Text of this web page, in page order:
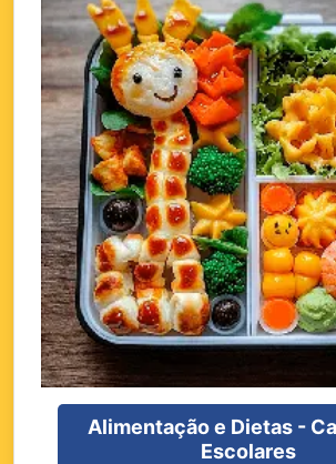
Alimentação e Dietas -
Escolares